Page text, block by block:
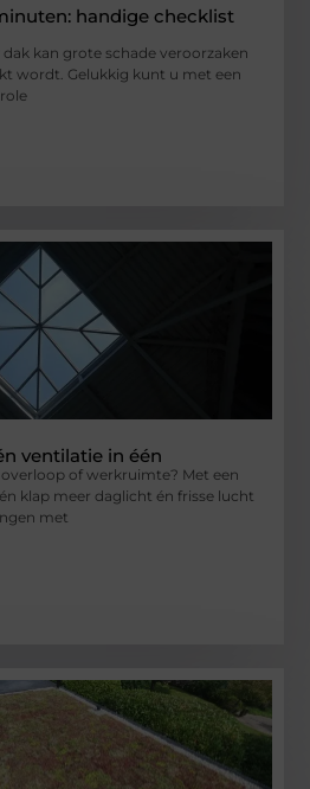
handige checklist
kan grote schade veroorzaken
wordt. Gelukkig kunt u met een
ventilatie in één
of werkruimte? Met een
klap meer daglicht én frisse lucht
met